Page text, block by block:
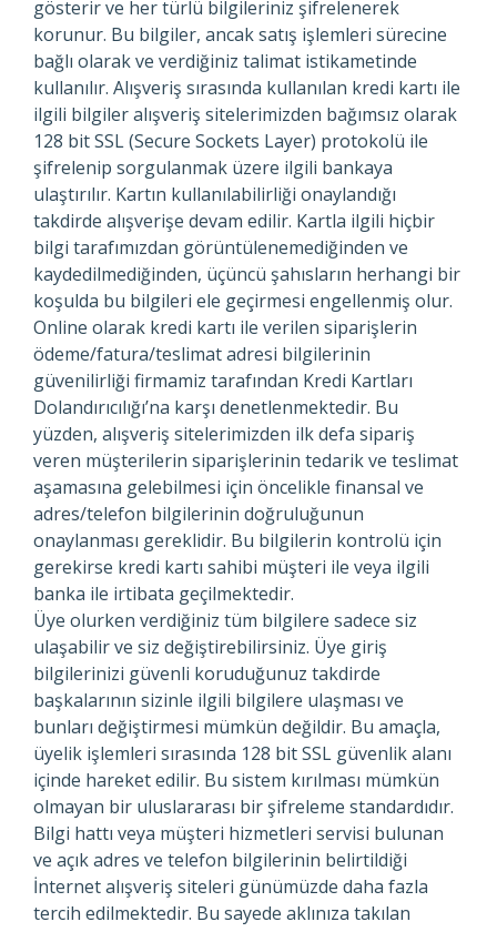
gösterir ve her türlü bilgileriniz şifrelenerek
korunur. Bu bilgiler, ancak satış işlemleri sürecine
bağlı olarak ve verdiğiniz talimat istikametinde
kullanılır. Alışveriş sırasında kullanılan kredi kartı ile
ilgili bilgiler alışveriş sitelerimizden bağımsız olarak
128 bit SSL (Secure Sockets Layer) protokolü ile
şifrelenip sorgulanmak üzere ilgili bankaya
ulaştırılır. Kartın kullanılabilirliği onaylandığı
takdirde alışverişe devam edilir. Kartla ilgili hiçbir
bilgi tarafımızdan görüntülenemediğinden ve
kaydedilmediğinden, üçüncü şahısların herhangi bir
koşulda bu bilgileri ele geçirmesi engellenmiş olur.
Online olarak kredi kartı ile verilen siparişlerin
ödeme/fatura/teslimat adresi bilgilerinin
güvenilirliği firmamiz tarafından Kredi Kartları
Dolandırıcılığı’na karşı denetlenmektedir. Bu
yüzden, alışveriş sitelerimizden ilk defa sipariş
veren müşterilerin siparişlerinin tedarik ve teslimat
aşamasına gelebilmesi için öncelikle finansal ve
adres/telefon bilgilerinin doğruluğunun
onaylanması gereklidir. Bu bilgilerin kontrolü için
gerekirse kredi kartı sahibi müşteri ile veya ilgili
banka ile irtibata geçilmektedir.
Üye olurken verdiğiniz tüm bilgilere sadece siz
ulaşabilir ve siz değiştirebilirsiniz. Üye giriş
bilgilerinizi güvenli koruduğunuz takdirde
başkalarının sizinle ilgili bilgilere ulaşması ve
bunları değiştirmesi mümkün değildir. Bu amaçla,
üyelik işlemleri sırasında 128 bit SSL güvenlik alanı
içinde hareket edilir. Bu sistem kırılması mümkün
olmayan bir uluslararası bir şifreleme standardıdır.
Bilgi hattı veya müşteri hizmetleri servisi bulunan
ve açık adres ve telefon bilgilerinin belirtildiği
İnternet alışveriş siteleri günümüzde daha fazla
tercih edilmektedir. Bu sayede aklınıza takılan